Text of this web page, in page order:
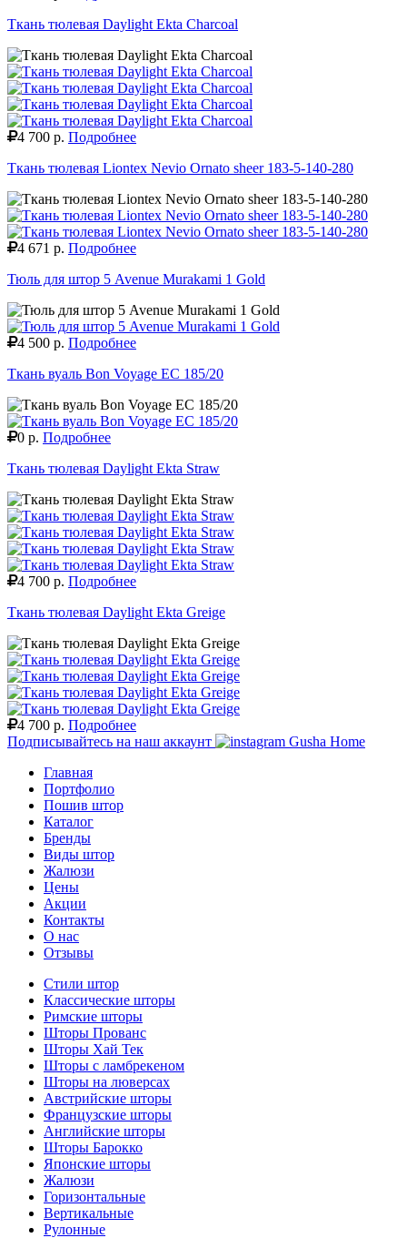
Ткань тюлевая Daylight Ekta Charcoal
4 700 р. Подробнее
Ткань тюлевая Liontex Nevio Ornato sheer 183-5-140-280
4 671 р. Подробнее
Тюль для штор 5 Avenue Murakami 1 Gold
4 500 р. Подробнее
Ткань вуаль Bon Voyage EC 185/20
0 р. Подробнее
Ткань тюлевая Daylight Ekta Straw
4 700 р. Подробнее
Ткань тюлевая Daylight Ekta Greige
4 700 р. Подробнее
Подписывайтесь на наш аккаунт
Gusha Home
Главная
Портфолио
Пошив штор
Каталог
Бренды
Виды штор
Жалюзи
Цены
Акции
Контакты
О нас
Отзывы
Стили штор
Классические шторы
Римские шторы
Шторы Прованс
Шторы Хай Тек
Шторы с ламбрекеном
Шторы на люверсах
Австрийские шторы
Французские шторы
Английские шторы
Шторы Барокко
Японские шторы
Жалюзи
Горизонтальные
Вертикальные
Рулонные